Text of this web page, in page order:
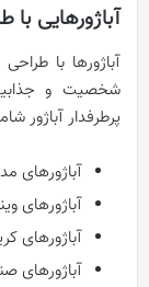
آباژورهایی
آباژورها با
شخصیت و
پرطرفدار آباژور
آباژورهای
آباژورهای
آباژورهای
آباژورهای